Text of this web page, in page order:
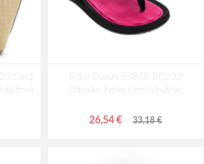
Sand
béžová
Rider Dunas 83878-BQ232
Dámske žabky čierno/ružové
26,54 € 33,18 €